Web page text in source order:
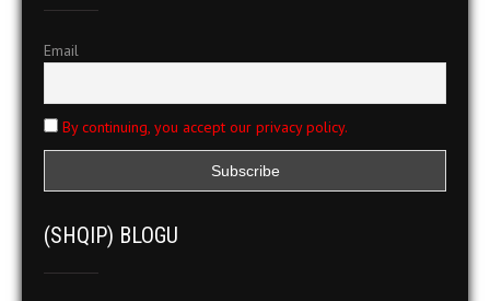
Email
By continuing, you accept our privacy policy.
(SHQIP) BLOGU